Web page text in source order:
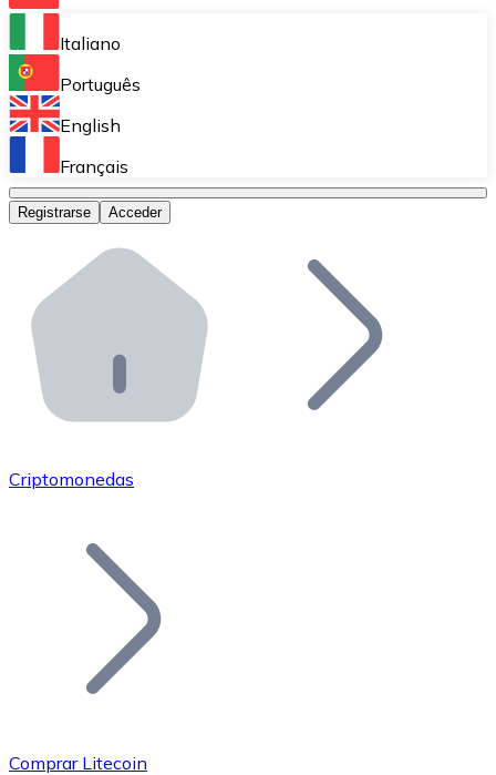
Bitnovo Ramp
Integra nuestra solución en tu plataforma.
Bitnovo Giftcards
Bitnovo OTC
Bitnovo ATM
Integra un ATM Bitnovo en tu negocio y permite que
Bitnovo API
Integra nuestra API en tu ecosistema.
Únete a nuestra red de distribuidores.
Añade tu proyecto a nuestro ecosistema.
Italiano
Português
English
Français
Registrarse Acceder
Criptomonedas
Comprar Litecoin